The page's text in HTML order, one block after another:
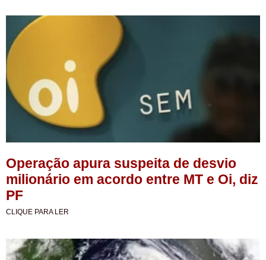
Operação apura suspeita de desvio
milionário em acordo entre MT e Oi, diz
PF
CLIQUE PARA LER